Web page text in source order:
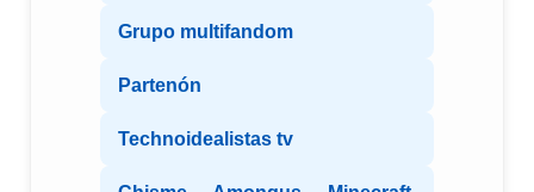
Grupo multifandom
Partenón
Technoidealistas tv